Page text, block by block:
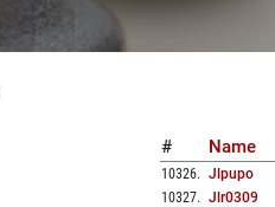
# Name
10326. Jlpupo
10327. Jlr0309